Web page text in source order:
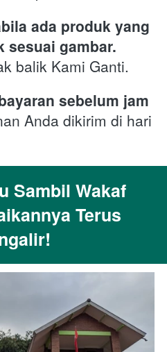
ada produk yang
sesuai gambar.
balik Kami Ganti.
sebelum jam
Anda dikirim di hari
Sambil Wakaf
Terus